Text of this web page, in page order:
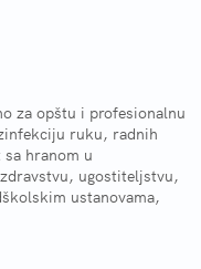
za opštu i profesionalnu
ruku, radnih
hranom u
ugostiteljstvu,
ustanovama,